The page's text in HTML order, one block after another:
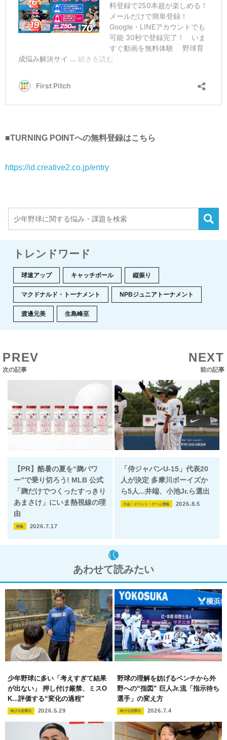
■TURNING POINTへの無料登録はこちら
https://id.creative2.co.jp/entry
トレンドワード
球速アップ キャッチボール 縦振り
マクドナルド・トーナメント NPBジュニアトーナメント
渡邊元美 生島峰至
PREV
次の記事
NEXT
前の記事
【PR】酷暑の夏を“麹パワ
ー”で乗り切ろう! MLB 公式
「麹だけでつくったすっきり
あまさけ」にいま熱視線の理
由
特集 2026.7.17
「侍ジャパンU-15」代表20
人が決定 多摩川ボーイズか
ら5人...井端、小池Jr.ら選出
大会・イベント・チーム情報 2026.8.5
あわせて読みたい
少年野球に多い「考えすぎて結果
が出ない」 押し付け厳禁、ミスO
K...評価する“変化の過程”
伸びる指導法 2026.5.29
野球の理解を妨げるベンチから外
野への“指図” 巨人Jr.流「指示待ち
選手」の変え方
伸びる指導法 2026.7.4